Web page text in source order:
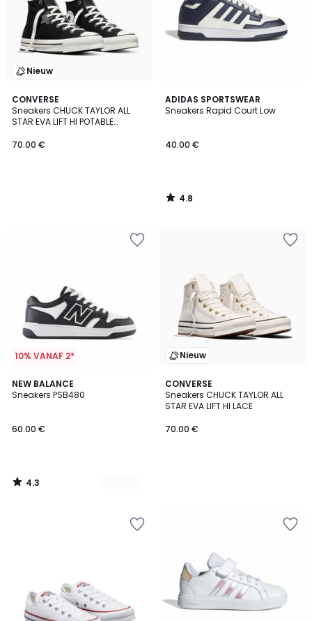
Nieuw
CONVERSE
Sneakers CHUCK TAYLOR ALL
STAR EVA LIFT HI POTABLE
70.00 €
ADIDAS SPORTSWEAR
Sneakers Rapid Court Low
40.00 €
4.8
/ 5
4.8
/
10% VANAF 2*
NEW BALANCE
Sneakers PSB480
60.00 €
4.3
/ 5
2
Kleuren
4.3
/
Nieuw
CONVERSE
Sneakers CHUCK TAYLOR ALL
STAR EVA LIFT HI LACE
70.00 €